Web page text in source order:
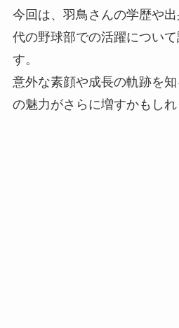
今回は、羽鳥さんの学歴や
代の野球部での活躍につい
す。
意外な素顔や成長の軌跡を
の魅力がさらに増すかもしれ